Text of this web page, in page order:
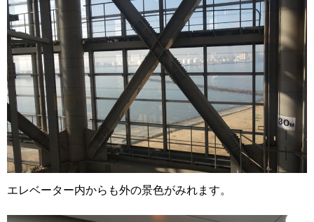
エレベーター内からも外の景色がみれます。